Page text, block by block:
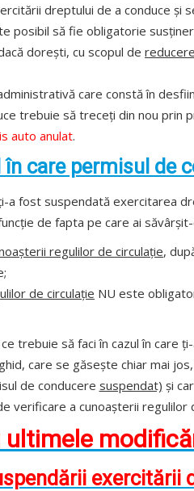
dreptului de a conduce și
posibil să fie obligatorie
dorești, cu scopul de
care constă în
trebuie să treceți din nou prin
auto anulat.
care permisul de
fost suspendată exercitarea
de fapta pe care ai
regulilor de circulație,
de circulație NU este
trebuie să faci în cazul în care
care se găsește chiar mai
de conducere suspendat) și
verificare a cunoașterii regulilor
exercitării